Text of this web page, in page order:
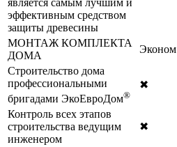
эффективным средством
защиты древесины
МОНТАЖ КОМПЛЕКТА
ДОМА
Эконом
Строительство дома
профессиональными
бригадами ЭкоЕвроДом®
✖
Контроль всех этапов
строительства ведущим
инженером
✖